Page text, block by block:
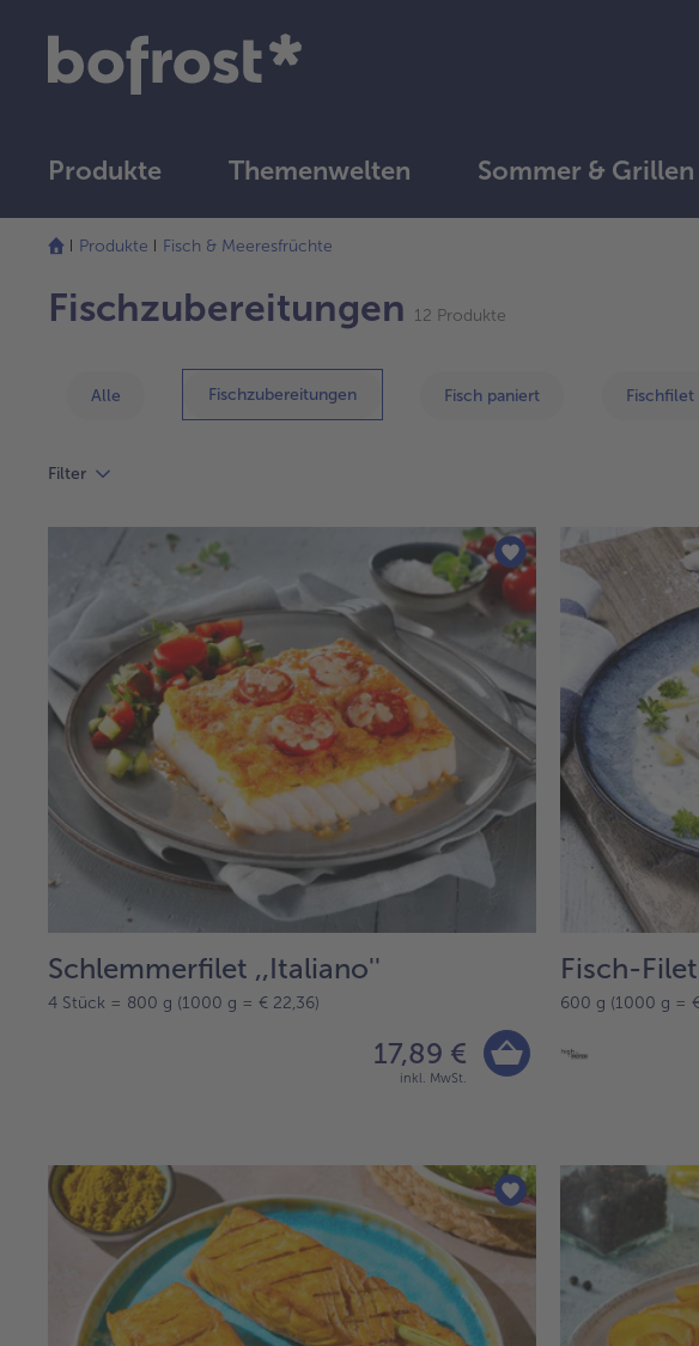
Produkte Themenwelten Sommer & Grillen
Produkte
Fisch & Meeresfrüchte
Fischzubereitungen 12 Produkte
Alle Fischzubereitungen Fisch paniert Fischfilet
Filter
Schlemmerfilet ,,Italiano''
4 Stück = 800 g (1000 g = € 22,36)
17,89 €
inkl. MwSt.
Fisch-
600 g (1000 g =